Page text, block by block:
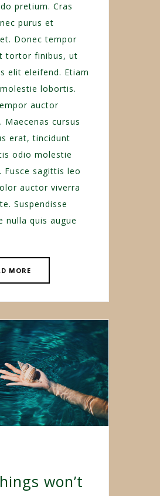
pretium. Cras
purus et
Donec tempor
tortor finibus, ut
elit eleifend. Etiam
lobortis.
auctor
Maecenas cursus
erat, tincidunt
odio molestie
Fusce sagittis leo
auctor viverra
Suspendisse
nulla quis augue
MORE
won’t